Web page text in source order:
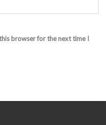
browser for the next time I